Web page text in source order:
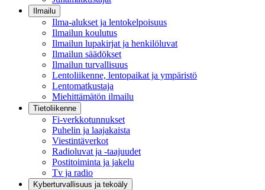
Ilmailu
Ilma-alukset ja lentokelpoisuus
Ilmailun koulutus
Ilmailun lupakirjat ja henkilöluvat
Ilmailun säädökset
Ilmailun turvallisuus
Lentoliikenne, lentopaikat ja ympäristö
Lentomatkustaja
Miehittämätön ilmailu
Tietoliikenne
Fi-verkkotunnukset
Puhelin ja laajakaista
Viestintäverkot
Radioluvat ja -taajuudet
Postitoiminta ja jakelu
Tv ja radio
Kyberturvallisuus ja tekoäly